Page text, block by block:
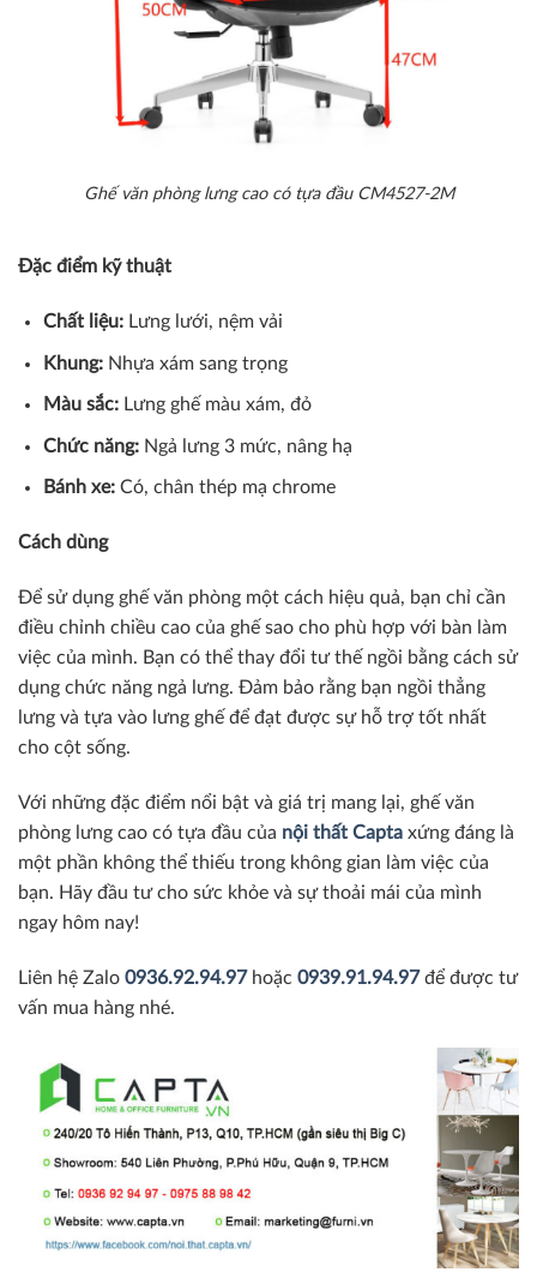
Ghế văn phòng lưng cao có tựa đầu CM4527-2M
Đặc điểm kỹ thuật
Chất liệu:Lưng lưới, nệm vải
Khung:Nhựa xám sang trọng
Màu sắc:Lưng ghế màu xám, đỏ
Chức năng:Ngả lưng 3 mức, nâng hạ
Bánh xe:Có, chân thép mạ chrome
Cách dùng
Để sử dụng ghế văn phòng một cách hiệu quả, bạn chỉ cần
điều chỉnh chiều cao của ghế sao cho phù hợp với bàn làm
việc của mình. Bạn có thể thay đổi tư thế ngồi bằng cách sử
dụng chức năng ngả lưng. Đảm bảo rằng bạn ngồi thẳng
lưng và tựa vào lưng ghế để đạt được sự hỗ trợ tốt nhất
cho cột sống.
Với những đặc điểm nổi bật và giá trị mang lại, ghế văn
phòng lưng cao có tựa đầu của nội thất Capta xứng đáng là
một phần không thể thiếu trong không gian làm việc của
bạn. Hãy đầu tư cho sức khỏe và sự thoải mái của mình
ngay hôm nay!
Liên hệ Zalo 0936.92.94.97hoặc 0939.91.94.97 để được tư
vấn mua hàng nhé.